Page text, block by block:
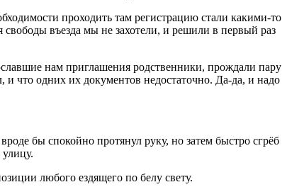
проходить там регистрацию стали какими-то
въезда мы не захотели, и решили в первый раз
нам приглашения родственники, прождали пару
и что одних их документов недостаточно. Да-да, и надо
бы спокойно протянул руку, но затем быстро сгрёб
любого ездящего по белу свету.